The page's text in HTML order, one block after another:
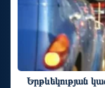
Երթևեկության